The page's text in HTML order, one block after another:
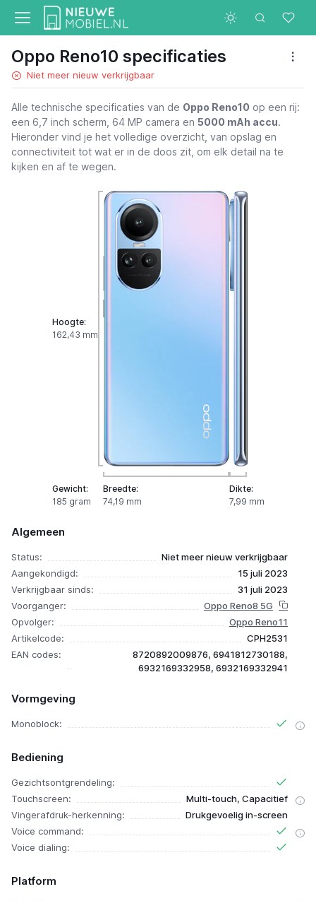
Oppo Reno10 specificaties
Niet meer nieuw verkrijgbaar
Alle technische specificaties van de Oppo Reno10 op een rij:
een 6,7 inch scherm, 64 MP camera en 5000 mAh accu.
Hieronder vind je het volledige overzicht, van opslag en
connectiviteit tot wat er in de doos zit, om elk detail na te
kijken en af te wegen.
Hoogte:
162,43 mm
Gewicht:
185 gram
Breedte:
74,19 mm
Dikte:
7,99 mm
Algemeen
Status:
Niet meer nieuw verkrijgbaar
Aangekondigd:
15 juli 2023
Verkrijgbaar sinds:
31 juli 2023
Voorganger:
Oppo Reno8 5G
Opvolger:
Oppo Reno11
Artikelcode:
CPH2531
EAN codes:
8720892009876, 6941812730188,
6932169332958, 6932169332941
Vormgeving
Monoblock:
Bediening
Gezichtsontgrendeling:
Touchscreen:
Multi-touch, Capacitief
Vingerafdruk-herkenning:
Drukgevoelig in-screen
Voice command:
Voice dialing:
Platform